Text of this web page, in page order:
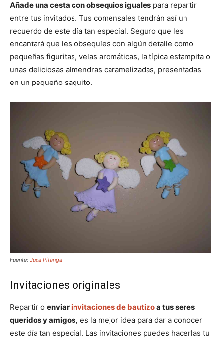
Añade una cesta con obsequios iguales para repartir
entre tus invitados. Tus comensales tendrán así un
recuerdo de este día tan especial. Seguro que les
encantará que les obsequies con algún detalle como
pequeñas figuritas, velas aromáticas, la típica estampita o
unas deliciosas almendras caramelizadas, presentadas
en un pequeño saquito.
Fuente: Juca Pitanga
Invitaciones originales
Repartir o enviar invitaciones de bautizoa tus seres
queridos y amigos, es la mejor idea para dar a conocer
este día tan especial. Las invitaciones puedes hacerlas tu